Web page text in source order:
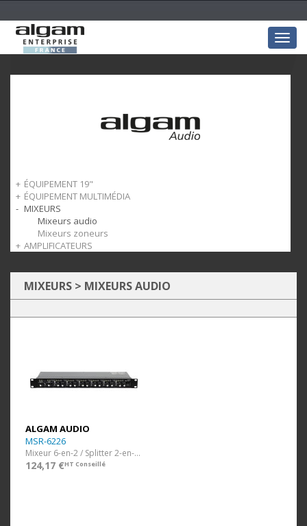
ÉQUIPEMENT 19"
Armoires Rack
Portes
Panneau arrière
Panneaux d'obturation
Grilles d'aération
Tiroirs rackables
Options
ÉQUIPEMENT MULTIMÉDIA
Support ordinateur
MIXEURS
Mixeurs audio
Mixeurs zoneurs
AMPLIFICATEURS
MIXEURS > MIXEURS AUDIO
ALGAM AUDIO
MSR-6226
Mixeur 6-en-2 / Splitter 2-en-6 rackable
124,17 €HT Conseillé